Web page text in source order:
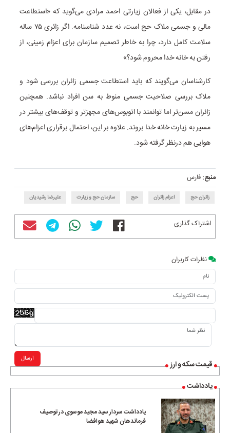
قیمت سکه و ارز
یادداشت
یادداشت سردار سید مجید موسوی در توصیف
فرماندهان شهید هوافضا
در مقابل، یکی از فعالان زیارتی احمد مرادی می‌گوید که «استطاعت
مالی و جسمی ملاک حج است، نه عدد شناسنامه. اگر زائری ۷۵ ساله
سلامت کامل دارد، چرا به خاطر تصمیم سازمان برای اعزام زمینی، از
رفتن به خانه خدا محروم شود؟»
کارشناسان می‌گویند که باید استطاعت جسمی زائران بررسی شود و
ملاک بررسی صلاحیت جسمی منوط به سن افراد نباشد. همچنین
زائران مسن‌تر اما توانمند با اتوبوس‌های مجهزتر و توقف‌های بیشتر در
مسیر به زیارت خانه خدا بروند. علاوه بر این، احتمال برقراری اعزام‌های
هوایی هم درنظر گرفته شود.
منبع:فارس
زائران حج اعزام زائران حج سازمان حج و زیارت علیرضا رشیدیان
اشتراک گذاری
نظرات کاربران
ارسال